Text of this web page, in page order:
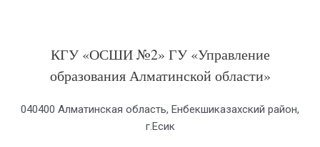
КГУ «ОСШИ №2» ГУ «Управление
образования Алматинской области»
040400 Алматинская область, Енбекшиказахский район,
г.Есик